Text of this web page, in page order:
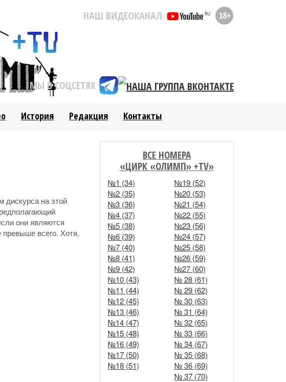
НАШ ВИДЕОКАНАЛ
МЫ В СОЦСЕТЯХ
История Редакция Контакты
дискурса на этой
они являются
превыше всего. Хотя,
ВСЕ НОМЕРА
«ЦИРК «ОЛИМП» +TV»
№1 (34)
№2 (35)
№3 (36)
№4 (37)
№5 (38)
№6 (39)
№7 (40)
№8 (41)
№9 (42)
№10 (43)
№11 (44)
№12 (45)
№13 (46)
№14 (47)
№15 (48)
№16 (49)
№17 (50)
№18 (51)
№19 (52)
№20 (53)
№21 (54)
№22 (55)
№23 (56)
№24 (57)
№25 (58)
№26 (59)
№27 (60)
№ 28 (61)
№ 29 (62)
№ 30 (63)
№ 31 (64)
№ 32 (65)
№ 33 (66)
№ 34 (67)
№ 35 (68)
№ 36 (69)
№ 37 (70)